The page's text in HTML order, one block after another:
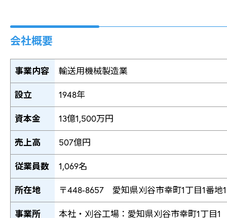
会社概要
事業内容 輸送用機械製造業
設立 1948年
資本金 13億1,500万円
売上高 507億円
従業員数 1,069名
所在地 〒448-8657 愛知県刈谷市幸町1丁目1番地1
事業所
本社・刈谷工場：愛知県刈谷市幸町1丁目1